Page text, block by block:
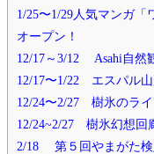
1/25〜1/29人気マンガ
オープン！
12/17～3/12 Asahi自然
12/17〜1/22 エスパル
12/24〜2/27 樹氷のラ
12/24~2/27 樹氷幻想回
2/18 第５回やまがた検